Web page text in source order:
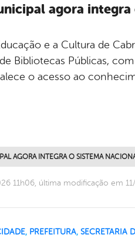
agora
e a Cultura de
Bibliotecas Públicas,
o acesso ao
AGORA INTEGRA O SISTEMA
11h06, última modificação em
, PREFEITURA, SECRETARIA